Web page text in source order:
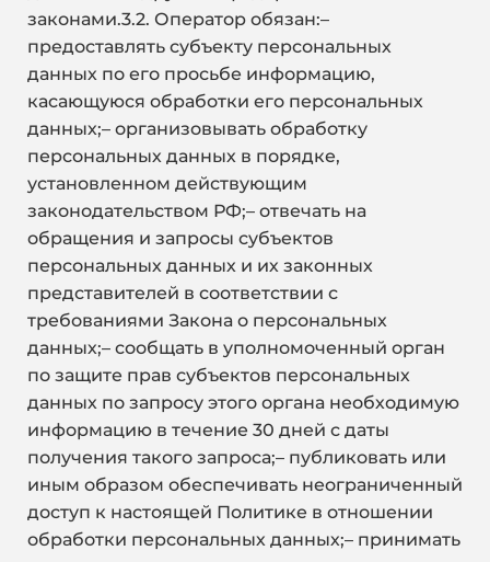
законами.3.2. Оператор обязан:–
предоставлять субъекту персональных
данных по его просьбе информацию,
касающуюся обработки его персональных
данных;– организовывать обработку
персональных данных в порядке,
установленном действующим
законодательством РФ;– отвечать на
обращения и запросы субъектов
персональных данных и их законных
представителей в соответствии с
требованиями Закона о персональных
данных;– сообщать в уполномоченный орган
по защите прав субъектов персональных
данных по запросу этого органа необходимую
информацию в течение 30 дней с даты
получения такого запроса;– публиковать или
иным образом обеспечивать неограниченный
доступ к настоящей Политике в отношении
обработки персональных данных;– принимать